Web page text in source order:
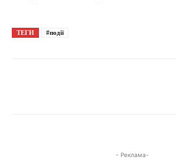
ТЕГИ #події
- Реклама-